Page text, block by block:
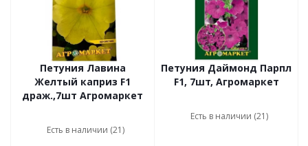
Петуния Лавина
Желтый каприз F1
драж.,7шт Агромаркет
Есть в наличии (21)
Петуния Даймонд Парпл
F1, 7шт, Агромаркет
Есть в наличии (21)